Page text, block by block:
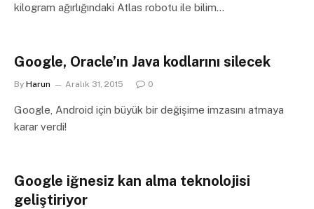
kilogram ağırlığındaki Atlas robotu ile bilim…
Google, Oracle’ın Java kodlarını silecek
By Harun Aralık 31, 2015 0
Google, Android için büyük bir değişime imzasını atmaya
karar verdi!
Google iğnesiz kan alma teknolojisi
geliştiriyor